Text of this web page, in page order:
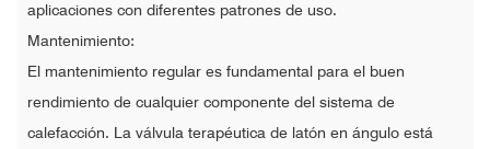
aplicaciones con diferentes patrones de uso.
Mantenimiento:
El mantenimiento regular es fundamental para el buen
rendimiento de cualquier componente del sistema de
calefacción. La válvula terapéutica de latón en ángulo está